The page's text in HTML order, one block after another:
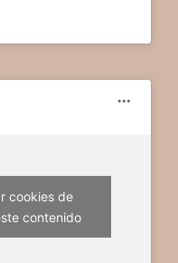
cookies de
contenido